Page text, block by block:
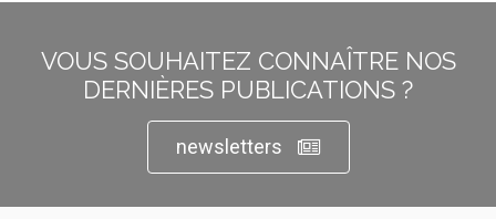
VOUS SOUHAITEZ CONNAÎTRE NOS
DERNIÈRES PUBLICATIONS ?
newsletters